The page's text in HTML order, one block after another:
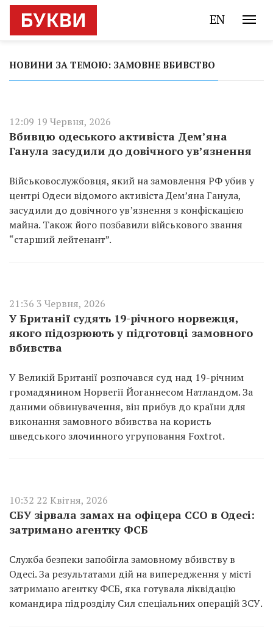
EN
НОВИНИ ЗА ТЕМОЮ: ЗАМОВНЕ ВБИВСТВО
12:09 19 Червня, 2026
Вбивцю одеського активіста Дем’яна
Ганула засудили до довічного ув’язнення
Військовослужбовця, який на замовлення РФ убив у
центрі Одеси відомого активіста Дем’яна Ганула,
засудили до довічного ув’язнення з конфіскацією
майна. Також його позбавили військового звання
“старший лейтенант”.
21:36 3 Червня, 2026
У Британії судять 19-річного норвежця,
якого підозрюють у підготовці замовного
вбивства
У Великій Британії розпочався суд над 19-річним
громадянином Норвегії Йоганнесом Натландом. За
даними обвинувачення, він прибув до країни для
виконання замовного вбивства на користь
шведського злочинного угруповання Foxtrot.
10:32 22 Квітня, 2026
СБУ зірвала замах на офіцера ССО в Одесі:
затримано агентку ФСБ
Служба безпеки запобігла замовному вбивству в
Одесі. За результатами дій на випередження у місті
затримано агентку ФСБ, яка готувала ліквідацію
командира підрозділу Сил спеціальних операцій ЗСУ.